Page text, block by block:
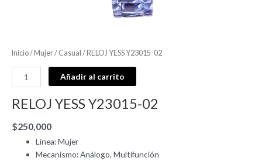
Inicio/Mujer/ Casual / RELOJ YESS Y23015-02
Añadir al carrito
RELOJ YESS Y23015-02
$250,000
Línea: Mujer
Mecanismo: Análogo, Multifunción